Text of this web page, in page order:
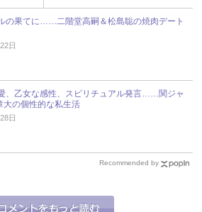
の果てに……二階堂高嗣＆松島聡の焼肉デート
日
、乙女な感性、スピリチュアル発言……関ジャ
大の個性的な私生活
日
Recommended by